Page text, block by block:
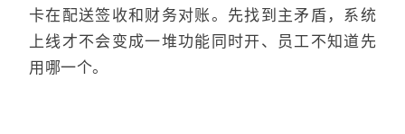
卡在配送签收和财务对账。先找到主矛盾，系统
上线才不会变成一堆功能同时开、员工不知道先
用哪一个。